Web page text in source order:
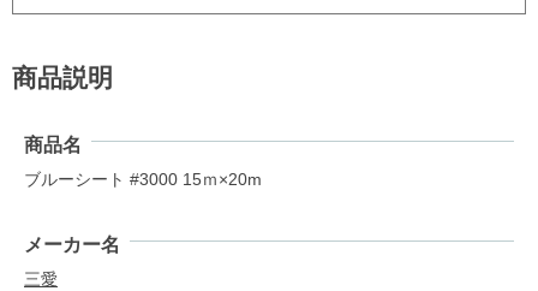
商品説明
商品名
ブルーシート #3000 15ｍ×20m
メーカー名
三愛